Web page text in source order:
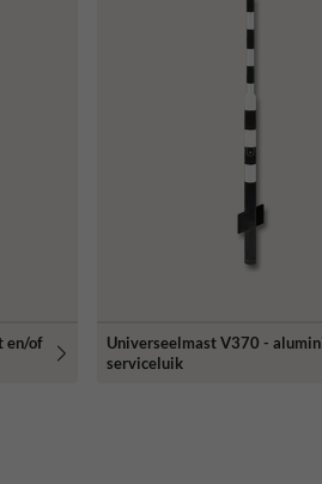
en/of
Universeelmast V370 -
serviceluik